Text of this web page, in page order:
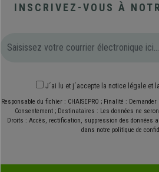
INSCRIVEZ-VOUS À
J´ai lu et j´accepte la notice légale et
Responsable du fichier : CHAISEPRO ; Finalité :
Consentement ; Destinataires : Les données ne
Droits : Accès, rectification, suppression des données
dans notre politique de